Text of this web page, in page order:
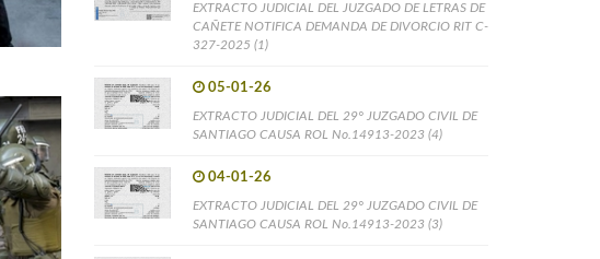
EXTRACTO JUDICIAL DEL JUZGADO DE LETRAS DE
CAÑETE NOTIFICA DEMANDA DE DIVORCIO RIT C-
327-2025 (1)
05-01-26
EXTRACTO JUDICIAL DEL 29° JUZGADO CIVIL DE
SANTIAGO CAUSA ROL No.14913-2023 (4)
04-01-26
EXTRACTO JUDICIAL DEL 29° JUZGADO CIVIL DE
SANTIAGO CAUSA ROL No.14913-2023 (3)